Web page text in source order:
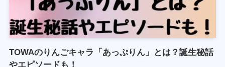
TOWAのりんごキャラ「あっぷりん」とは？誕生秘話
やエピソードも！